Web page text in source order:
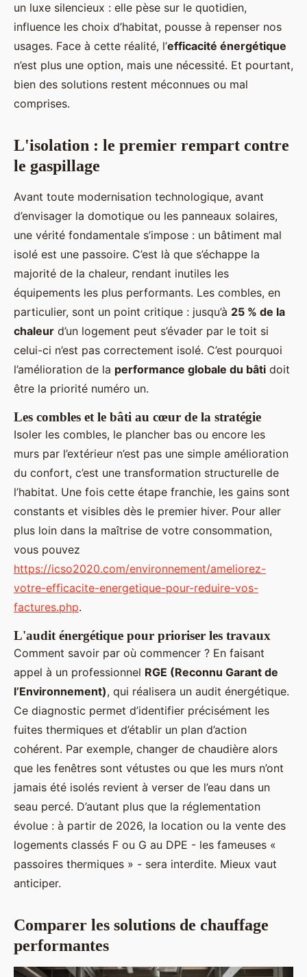
un luxe silencieux : elle pèse sur le quotidien,
influence les choix d’habitat, pousse à repenser nos
usages. Face à cette réalité, l’efficacité énergétique
n’est plus une option, mais une nécessité. Et pourtant,
bien des solutions restent méconnues ou mal
comprises.
L'isolation : le premier rempart contre
le gaspillage
Avant toute modernisation technologique, avant
d’envisager la domotique ou les panneaux solaires,
une vérité fondamentale s’impose : un bâtiment mal
isolé est une passoire. C’est là que s’échappe la
majorité de la chaleur, rendant inutiles les
équipements les plus performants. Les combles, en
particulier, sont un point critique : jusqu’à 25 % de la
chaleur d’un logement peut s’évader par le toit si
celui-ci n’est pas correctement isolé. C’est pourquoi
l’amélioration de la performance globale du bâti doit
être la priorité numéro un.
Les combles et le bâti au cœur de la stratégie
Isoler les combles, le plancher bas ou encore les
murs par l’extérieur n’est pas une simple amélioration
du confort, c’est une transformation structurelle de
l’habitat. Une fois cette étape franchie, les gains sont
constants et visibles dès le premier hiver. Pour aller
plus loin dans la maîtrise de votre consommation,
vous pouvez
https://icso2020.com/environnement/ameliorez-
votre-efficacite-energetique-pour-reduire-vos-
factures.php.
L'audit énergétique pour prioriser les travaux
Comment savoir par où commencer ? En faisant
appel à un professionnel RGE (Reconnu Garant de
l’Environnement), qui réalisera un audit énergétique.
Ce diagnostic permet d’identifier précisément les
fuites thermiques et d’établir un plan d’action
cohérent. Par exemple, changer de chaudière alors
que les fenêtres sont vétustes ou que les murs n’ont
jamais été isolés revient à verser de l’eau dans un
seau percé. D’autant plus que la réglementation
évolue : à partir de 2026, la location ou la vente des
logements classés F ou G au DPE - les fameuses «
passoires thermiques » - sera interdite. Mieux vaut
anticiper.
Comparer les solutions de chauffage
performantes